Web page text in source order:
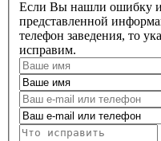
Если Вы нашли ошибку
представленной
телефон заведения, то
исправим.